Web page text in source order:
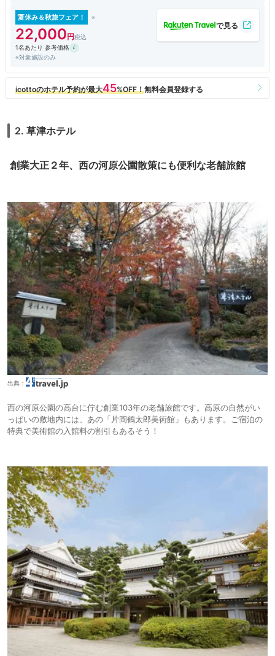
夏休み＆秋旅フェア！
22,000
1名あたり 参考価格
※対象施設のみ
2. 草津ホテル
創業大正２年、西の河原公園散策にも便利な老舗旅館
出典：
西の河原公園の高台に佇む創業103年の老舗旅館です。高原の自然がい
っぱいの敷地内には、あの「片岡鶴太郎美術館」もあります。ご宿泊の
特典で美術館の入館料の割引もあるそう！